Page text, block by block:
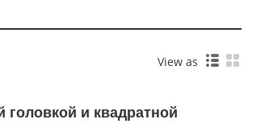
View as
и квадратной